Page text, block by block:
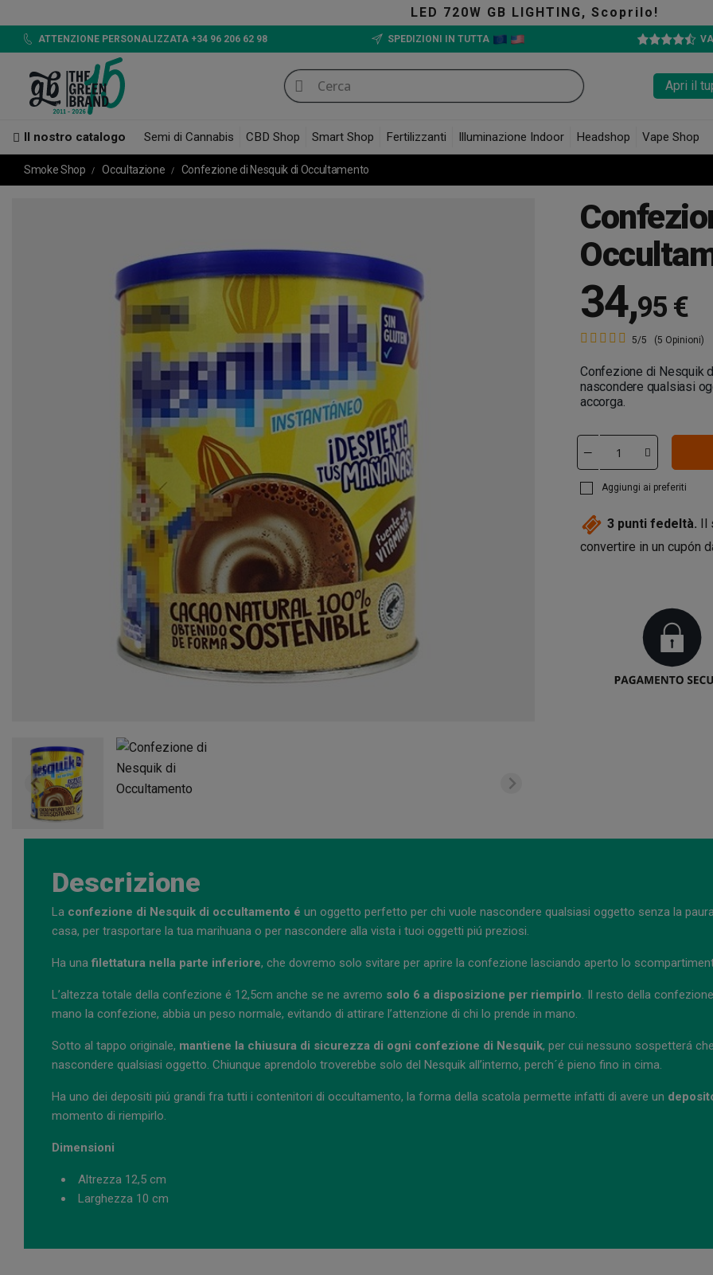
LED 720W GB LIGHTING, Scoprilo!
ATTENZIONE PERSONALIZZATA +34 96 206 62 98 SPEDIZIONI IN TUTTA
Apri il
Il nostro catalogo Semi di Cannabis CBD Shop Smart Shop Fertilizzanti Illuminazione Indoor Headshop Vape Shop
Smoke Shop Occultazione Confezione di Nesquik di Occultamento
34,95 €
5/5 (5 Opinioni)
Confezione di Nesquik
nascondere qualsiasi
accorga.
Aggiungi ai preferiti
3 punti fedeltà. Il
convertire in un cupón
Descrizione
La confezione di Nesquik di occultamento é un oggetto perfetto per chi vuole nascondere qualsiasi oggetto senza la
casa, per trasportare la tua marihuana o per nascondere alla vista i tuoi oggetti piú preziosi.
Ha unafilettatura nella parte inferiore, che dovremo solo svitare per aprire la confezione lasciando aperto lo
L’altezza totale della confezione é 12,5cm anche se ne avremo solo 6 a disposizione per riempirlo. Il resto della
mano la confezione, abbia un peso normale, evitando di attirare l’attenzione di chi lo prende in mano.
Sotto al tappo originale, mantiene la chiusura di sicurezza di ogni confezione di Nesquik, per cui nessuno sospetterá
nascondere qualsiasi oggetto. Chiunque aprendolo troverebbe solo del Nesquik all’interno, perch´é pieno fino in cima.
Ha uno dei depositi piú grandi fra tutti i contenitori di occultamento, la forma della scatola permette infatti di avere un
momento di riempirlo.
Dimensioni
Altrezza 12,5 cm
Larghezza 10 cm